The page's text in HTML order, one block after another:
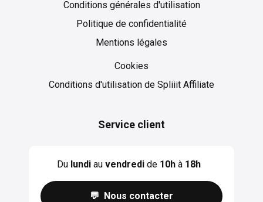
Conditions générales d'utilisation
Politique de confidentialité
Mentions légales
Cookies
Conditions d'utilisation de Spliiit Affiliate
Service client
Du lundiau vendredide 10hà 18h
💬 Nous contacter